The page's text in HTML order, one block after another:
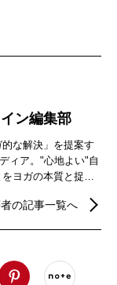
ン編集部
な解決」を提案す
ィア。"心地よい"自
ヨガの本質と捉
ための情報を発
の記事一覧へ
） Pinterest